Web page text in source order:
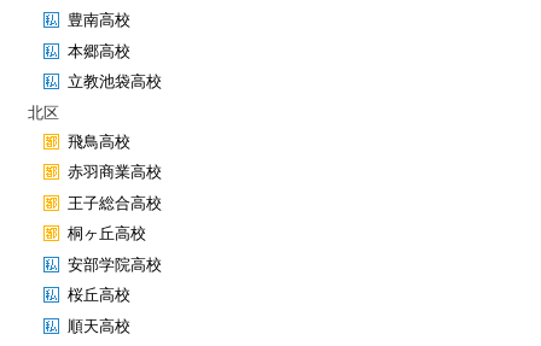
豊南高校
本郷高校
立教池袋高校
北区
飛鳥高校
赤羽商業高校
王子総合高校
桐ヶ丘高校
安部学院高校
桜丘高校
順天高校